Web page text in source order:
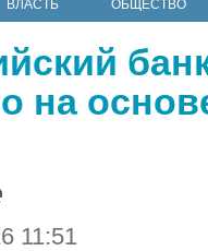
ВЛАСТЬ
ОБЩЕСТВО
на
11:51